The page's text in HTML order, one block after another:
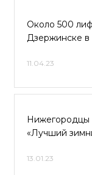
Около 500
Дзержинске в
11.04.23
Нижегородцы
«Лучший
13.01.23